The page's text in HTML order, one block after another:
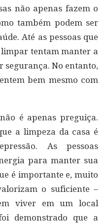
não apenas fazem o
também podem ser
Até as pessoas que
tentam manter a
segurança. No entanto,
bem mesmo com
é apenas preguiça.
a limpeza da casa é
As pessoas
para manter sua
é importante e, muito
o suficiente –
viver em um local
demonstrado que a